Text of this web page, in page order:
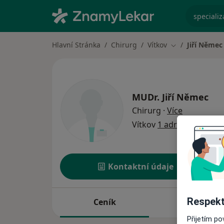
Hlavní Stránka Chirurg Vítkov Změna města
Jiří Němec
MUDr. Jiří Němec
Chirurg · Víceo
Vítkov 1 adresa
Kontaktní údaje
Ceník Adresy
Přijetím